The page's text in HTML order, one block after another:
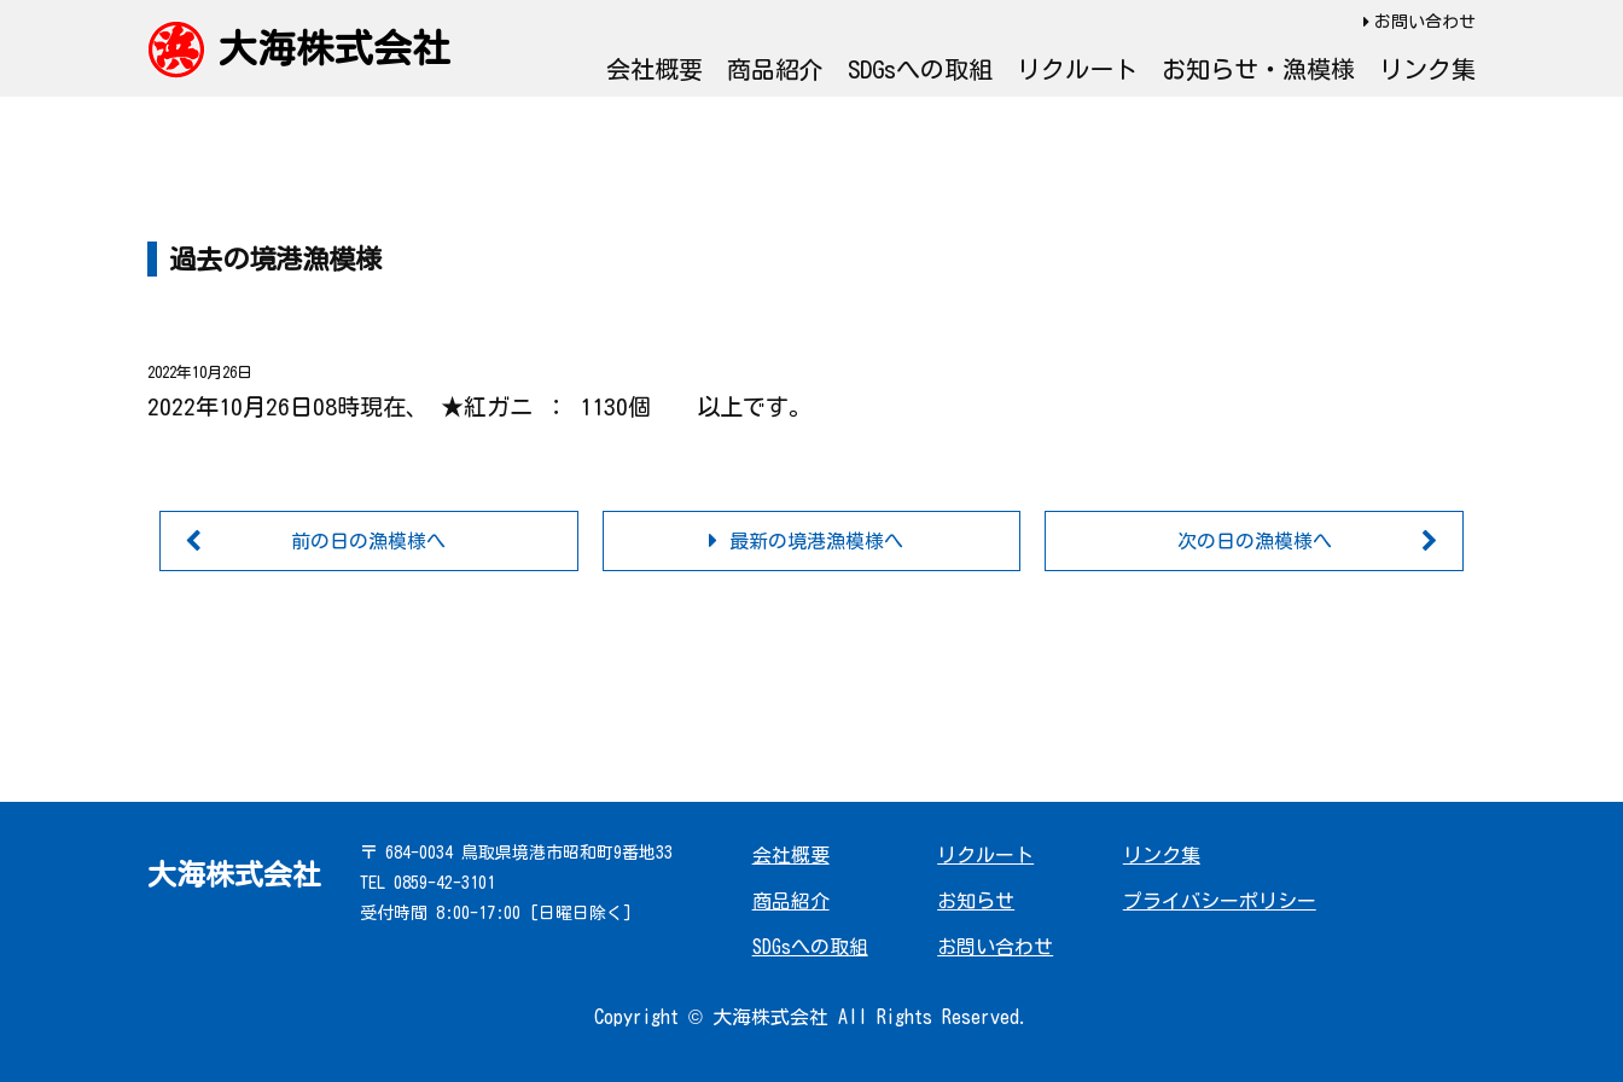
大海株式会社
お問い合わせ
会社概要 商品紹介 SDGsへの取組 リクルート お知らせ・漁模様 リンク集
過去の境港漁模様
2022年10月26日
2022年10月26日08時現在、 ★紅ガニ ： 1130個 以上です。
前の日の漁模様へ 最新の境港漁模様へ 次の日の漁模様へ
大海株式会社
〒 684-0034 鳥取県境港市昭和町9番地33
TEL 0859-42-3101
受付時間 8:00-17:00 [日曜日除く]
会社概要
商品紹介
SDGsへの取組
リクルート
お知らせ
お問い合わせ
リンク集
プライバシーポリシー
Copyright © 大海株式会社 All Rights Reserved.